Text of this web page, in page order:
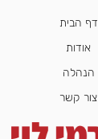
דף הבית
אודות
הנהלה
צור קשר